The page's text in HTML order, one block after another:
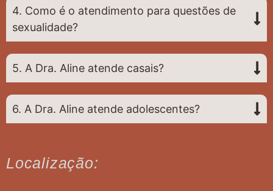
4. Como é o atendimento para questões de
sexualidade?
5. A Dra. Aline atende casais?
6. A Dra. Aline atende adolescentes?
Localização: